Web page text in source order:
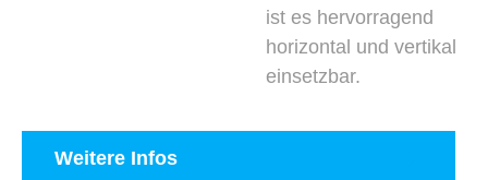
ist es hervorragend
horizontal und vertikal
einsetzbar.
Weitere Infos